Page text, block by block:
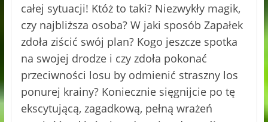
całej sytuacji! Któż to taki? Niezwykły magik,
czy najbliższa osoba? W jaki sposób Zapałek
zdoła ziścić swój plan? Kogo jeszcze spotka
na swojej drodze i czy zdoła pokonać
przeciwności losu by odmienić straszny los
ponurej krainy? Koniecznie sięgnijcie po tę
ekscytującą, zagadkową, pełną wrażeń